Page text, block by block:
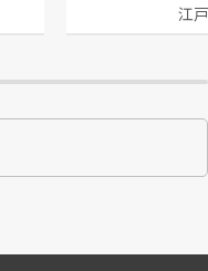
江